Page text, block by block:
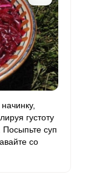
густоту
Посыпьте суп
со